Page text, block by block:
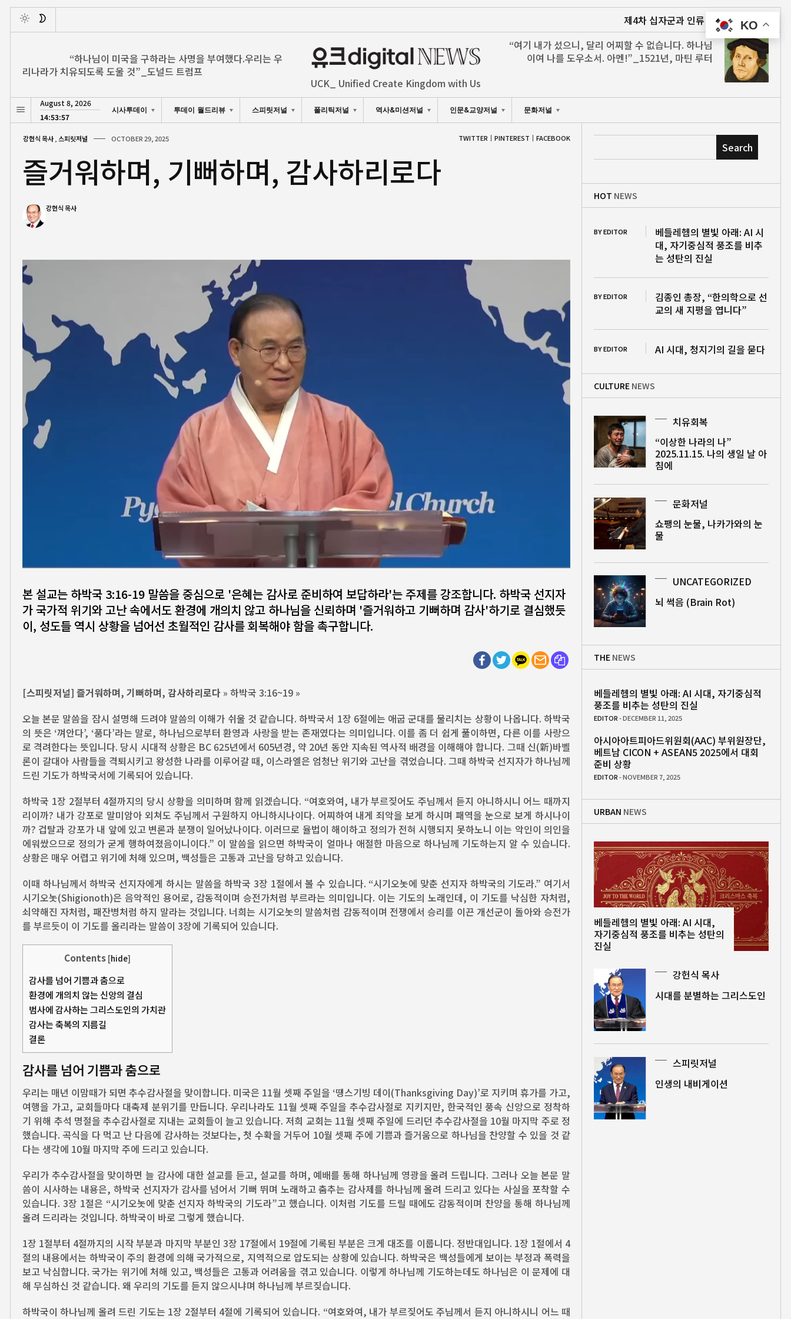
Toggle
제4차 십자군과 인류 최대의 문명 파괴
“하나님이 미국을 구하라는 사명을 부여했다.우리는 우
리나라가 치유되도록 도울 것”_도널드 트럼프
UCK_ Unified Create Kingdom with Us
“여기 내가 섰으니, 달리 어찌할 수 없습니다. 하나님
이여 나를 도우소서. 아멘!”_1521년, 마틴 루터
August 8, 2026
14:53:58
시사투데이 투데이 월드리뷰 스피릿저널 폴리틱저널 역사&미션저널 인문&교양저널 문화저널
강헌식 목사 스피릿저널 OCTOBER 29, 2025 TWITTER PINTEREST FACEBOOK
즐거워하며, 기뻐하며, 감사하리로다
강헌식 목사
본 설교는 하박국 3:16-19 말씀을 중심으로 '은혜는 감사로 준비하여 보답하라'는 주제를 강조합니다. 하박국 선지자
가 국가적 위기와 고난 속에서도 환경에 개의치 않고 하나님을 신뢰하며 '즐거워하고 기뻐하며 감사'하기로 결심했듯
이, 성도들 역시 상황을 넘어선 초월적인 감사를 회복해야 함을 촉구합니다.
[스피릿저널] 즐거워하며, 기뻐하며, 감사하리로다 » 하박국 3:16~19 »
오늘 본문 말씀을 잠시 설명해 드려야 말씀의 이해가 쉬울 것 같습니다. 하박국서 1장 6절에는 애굽 군대를 물리치는 상황이 나옵니다. 하박국
의 뜻은 ‘껴안다’, ‘품다’라는 말로, 하나님으로부터 환영과 사랑을 받는 존재였다는 의미입니다. 이를 좀 더 쉽게 풀이하면, 다른 이를 사랑으
로 격려한다는 뜻입니다. 당시 시대적 상황은 BC 625년에서 605년경, 약 20년 동안 지속된 역사적 배경을 이해해야 합니다. 그때 신(新)바벨
론이 갈대아 사람들을 격퇴시키고 왕성한 나라를 이루어갈 때, 이스라엘은 엄청난 위기와 고난을 겪었습니다. 그때 하박국 선지자가 하나님께
드린 기도가 하박국서에 기록되어 있습니다.
하박국 1장 2절부터 4절까지의 당시 상황을 의미하며 함께 읽겠습니다. “여호와여, 내가 부르짖어도 주님께서 듣지 아니하시니 어느 때까지
리이까? 내가 강포로 말미암아 외쳐도 주님께서 구원하지 아니하시나이다. 어찌하여 내게 죄악을 보게 하시며 패역을 눈으로 보게 하시나이
까? 겁탈과 강포가 내 앞에 있고 변론과 분쟁이 일어났나이다. 이러므로 율법이 해이하고 정의가 전혀 시행되지 못하노니 이는 악인이 의인을
에워쌌으므로 정의가 굳게 행하여졌음이니이다.” 이 말씀을 읽으면 하박국이 얼마나 애절한 마음으로 하나님께 기도하는지 알 수 있습니다.
상황은 매우 어렵고 위기에 처해 있으며, 백성들은 고통과 고난을 당하고 있습니다.
이때 하나님께서 하박국 선지자에게 하시는 말씀을 하박국 3장 1절에서 볼 수 있습니다. “시기오놋에 맞춘 선지자 하박국의 기도라.” 여기서
시기오놋(Shigionoth)은 음악적인 용어로, 감동적이며 승전가처럼 부르라는 의미입니다. 이는 기도의 노래인데, 이 기도를 낙심한 자처럼,
쇠약해진 자처럼, 패잔병처럼 하지 말라는 것입니다. 너희는 시기오놋의 말씀처럼 감동적이며 전쟁에서 승리를 이끈 개선군이 돌아와 승전가
를 부르듯이 이 기도를 올리라는 말씀이 3장에 기록되어 있습니다.
Contents [hide]
감사를 넘어 기쁨과 춤으로
환경에 개의치 않는 신앙의 결심
범사에 감사하는 그리스도인의 가치관
감사는 축복의 지름길
결론
감사를 넘어 기쁨과 춤으로
우리는 매년 이맘때가 되면 추수감사절을 맞이합니다. 미국은 11월 셋째 주일을 ‘땡스기빙 데이(Thanksgiving Day)’로 지키며 휴가를 가고,
여행을 가고, 교회들마다 대축제 분위기를 만듭니다. 우리나라도 11월 셋째 주일을 추수감사절로 지키지만, 한국적인 풍속 신앙으로 정착하
기 위해 추석 명절을 추수감사절로 지내는 교회들이 늘고 있습니다. 저희 교회는 11월 셋째 주일에 드리던 추수감사절을 10월 마지막 주로 정
했습니다. 곡식을 다 먹고 난 다음에 감사하는 것보다는, 첫 수확을 거두어 10월 셋째 주에 기쁨과 즐거움으로 하나님을 찬양할 수 있을 것 같
다는 생각에 10월 마지막 주에 드리고 있습니다.
우리가 추수감사절을 맞이하면 늘 감사에 대한 설교를 듣고, 설교를 하며, 예배를 통해 하나님께 영광을 올려 드립니다. 그러나 오늘 본문 말
씀이 시사하는 내용은, 하박국 선지자가 감사를 넘어서 기뻐 뛰며 노래하고 춤추는 감사제를 하나님께 올려 드리고 있다는 사실을 포착할 수
있습니다. 3장 1절은 “시기오놋에 맞춘 선지자 하박국의 기도라”고 했습니다. 이처럼 기도를 드릴 때에도 감동적이며 찬양을 통해 하나님께
올려 드리라는 것입니다. 하박국이 바로 그렇게 했습니다.
1장 1절부터 4절까지의 시작 부분과 마지막 부분인 3장 17절에서 19절에 기록된 부분은 크게 대조를 이룹니다. 정반대입니다. 1장 1절에서 4
절의 내용에서는 하박국이 주의 환경에 의해 국가적으로, 지역적으로 압도되는 상황에 있습니다. 하박국은 백성들에게 보이는 부정과 폭력을
보고 낙심합니다. 국가는 위기에 처해 있고, 백성들은 고통과 어려움을 겪고 있습니다. 이렇게 하나님께 기도하는데도 하나님은 이 문제에 대
해 무심하신 것 같습니다. 왜 우리의 기도를 듣지 않으시냐며 하나님께 부르짖습니다.
하박국이 하나님께 올려 드린 기도는 1장 2절부터 4절에 기록되어 있습니다. “여호와여, 내가 부르짖어도 주님께서 듣지 아니하시니 어느 때
Search
HOT NEWS
BY EDITOR
베들레헴의 별빛 아래: AI 시
대, 자기중심적 풍조를 비추
는 성탄의 진실
BY EDITOR
김종인 총장, “한의학으로 선
교의 새 지평을 엽니다”
BY EDITOR AI 시대, 청지기의 길을 묻다
CULTURE NEWS
치유회복
“이상한 나라의 나”
2025.11.15. 나의 생일 날 아
침에
문화저널
쇼팽의 눈물, 나카가와의 눈
물
UNCATEGORIZED
뇌 썩음 (Brain Rot)
THE NEWS
베들레헴의 별빛 아래: AI 시대, 자기중심적
풍조를 비추는 성탄의 진실
EDITOR- DECEMBER 11, 2025
아시아아트피아드위원회(AAC) 부위원장단,
베트남 CICON + ASEAN5 2025에서 대회
준비 상황
EDITOR- NOVEMBER 7, 2025
URBAN NEWS
베들레헴의 별빛 아래: AI 시대,
자기중심적 풍조를 비추는 성탄의
진실
강헌식 목사
시대를 분별하는 그리스도인
스피릿저널
인생의 내비게이션
KO